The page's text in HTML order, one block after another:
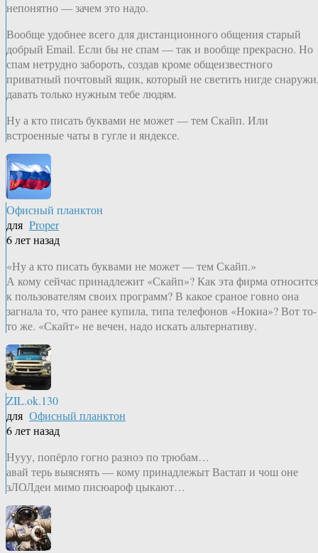
непонятно — зачем это надо.
Вообще удобнее всего для дистанционного общения старый
добрый Email. Если бы не спам — так и вообще прекрасно. Но
спам нетрудно забороть, создав кроме общеизвестного
приватный почтовый ящик, который не светить нигде
давать только нужным тебе людям.
Ну а кто писать буквами не может — тем Скайп. Или
встроенные чаты в гугле и яндексе.
Офисный планктон
для Proper
6 лет назад
«Ну а кто писать буквами не может — тем Скайп.»
А кому сейчас принадлежит «Скайп»? Как эта фирма
к пользователям своих программ? В какое сраное говно она
загнала то, что ранее купила, типа телефонов «Нокиа»? Вот то-
то же. «Скайт» не вечен, надо искать альтернативу.
ZIL.ok.130
для Офисный планктон
6 лет назад
Нууу, попёрло гогно разноэ по трюбам…
авай терь выяснять — кому принадлежыт Вастап и чош оне
зЛОЛдеи мимо писюароф цыкают…